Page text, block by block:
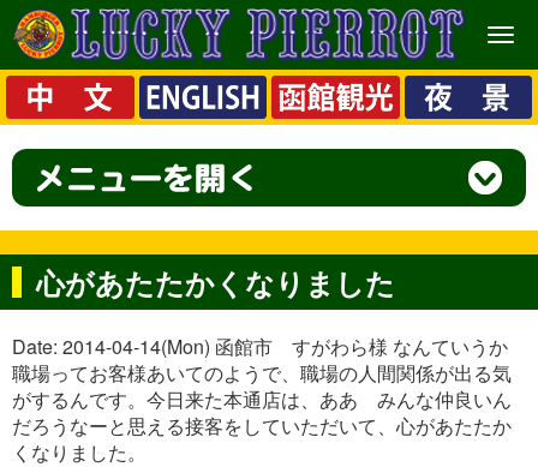
メ
ニ
ュ
ー
心があたたかくなりました
Date: 2014-04-14(Mon) 函館市 すがわら様 なんていうか
職場ってお客様あいてのようで、職場の人間関係が出る気
がするんです。今日来た本通店は、ああ みんな仲良いん
だろうなーと思える接客をしていただいて、心があたたか
くなりました。